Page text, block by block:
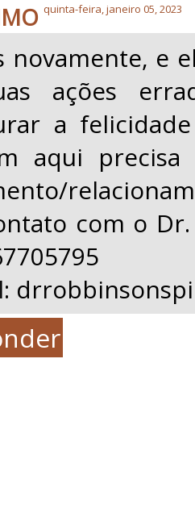
quinta-feira, janeiro 05, 2023
novamente, e
ações
a
aqui
com o